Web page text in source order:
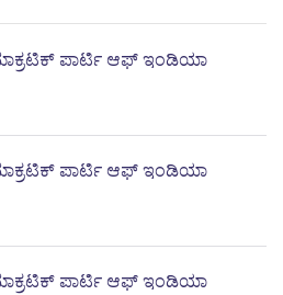
ಪಾರ್ಟಿ ಆಫ್ ಇಂಡಿಯಾ
ಪಾರ್ಟಿ ಆಫ್ ಇಂಡಿಯಾ
ಪಾರ್ಟಿ ಆಫ್ ಇಂಡಿಯಾ